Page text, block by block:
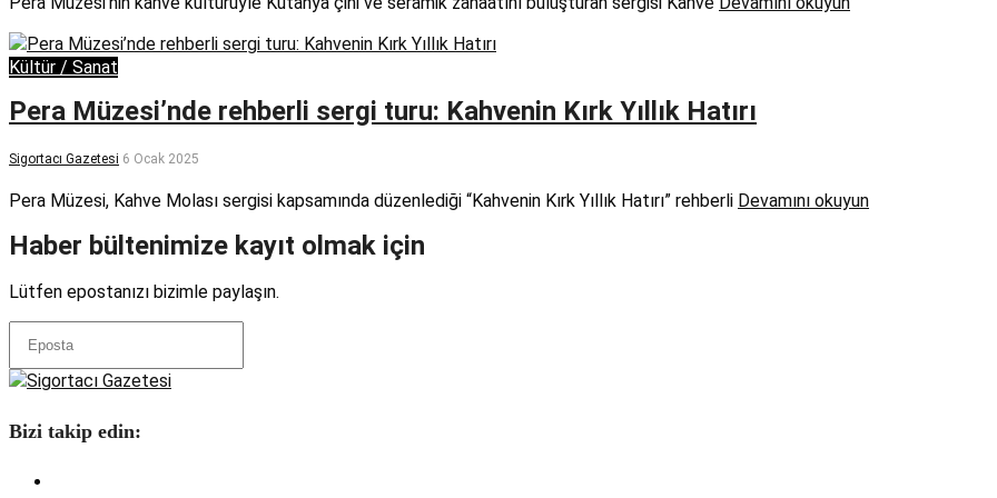
Kültür / Sanat
Pera Müzesi’nde rehberli sergi turu: Kahvenin Kırk Yıllık Hatırı
Sigortacı Gazetesi 6 Ocak 2025
Pera Müzesi, Kahve Molası sergisi kapsamında düzenlediği “Kahvenin Kırk Yıllık Hatırı” rehberli Devamını okuyun
Haber bültenimize kayıt olmak için
Lütfen epostanızı bizimle paylaşın.
Bizi takip edin: